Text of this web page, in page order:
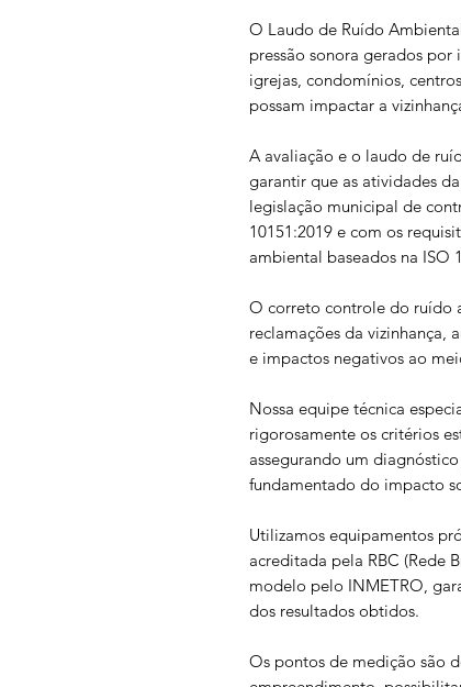
O Laudo de Ruído
pressão sonora gerados por
igrejas, condomínios,
possam impactar a
A avaliação e o laudo de
garantir que as atividades
legislação municipal de
10151:2019 e com os
ambiental baseados na ISO
O correto controle do ruído
reclamações da vizinhança,
e impactos negativos ao
Nossa equipe técnica
rigorosamente os critérios
assegurando um
fundamentado do impacto
Utilizamos equipamentos
acreditada pela RBC (Rede
modelo pelo INMETRO,
dos resultados obtidos.
Os pontos de medição são